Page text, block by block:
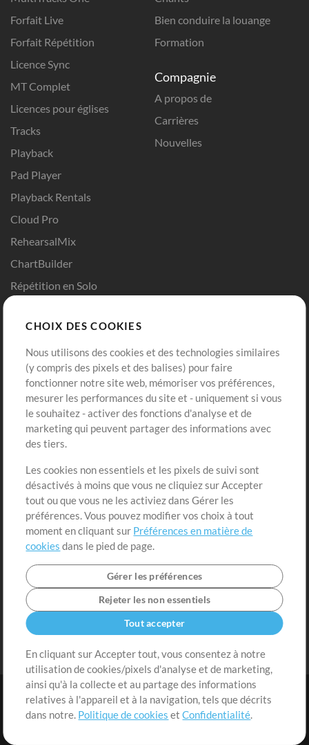
Forfait Live
Forfait Répétition
Licence Sync
MT Complet
Licences pour églises
Tracks
Playback
Pad Player
Playback Rentals
Cloud Pro
RehearsalMix
ChartBuilder
Répétition en Solo
Modèles ProPresenter
Sons
Bien conduire la louange
Formation
Compagnie
A propos de
Carrières
Nouvelles
Boutique
Acheter des crédits
Contenu gratuit
Extras
Sessions
Soumettre votre contenu
Listes de lecture
Conférence MT
Compte
Connexion
S'inscrire
Conditions | Confidentialité |
CHOIX DES COOKIES
Nous utilisons des cookies et des technologies similaires
(y compris des pixels et des balises) pour faire
fonctionner notre site web, mémoriser vos préférences,
mesurer les performances du site et - uniquement si vous
le souhaitez - activer des fonctions d'analyse et de
marketing qui peuvent partager des informations avec
des tiers.
Les cookies non essentiels et les pixels de suivi sont
désactivés à moins que vous ne cliquiez sur Accepter
tout ou que vous ne les activiez dans Gérer les
préférences. Vous pouvez modifier vos choix à tout
moment en cliquant sur Préférences en matière de
cookies dans le pied de page.
Gérer les préférences
Rejeter les non essentiels
Tout accepter
En cliquant sur Accepter tout, vous consentez à notre
utilisation de cookies/pixels d'analyse et de marketing,
ainsi qu'à la collecte et au partage des informations
relatives à l'appareil et à la navigation, tels que décrits
dans notre. Politique de cookies etConfidentialité.